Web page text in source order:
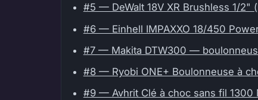
#5 — DeWalt 18V XR Brushless 1/2"
#6 — Einhell IMPAXXO 18/450
#7 — Makita DTW300 —
#8 — Ryobi ONE+ Boulonneuse à
#9 — Avhrit Clé à choc sans fil 1300